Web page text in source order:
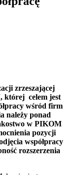
zrzeszającej
której celem jest
wśród firm
należy ponad
w PIKOM
pozycji
współpracy
rozszerzenia